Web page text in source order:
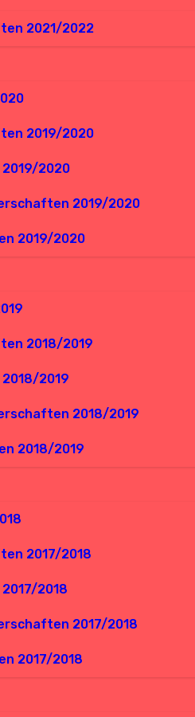
2021/2022
2019/2020
2020
2019/2020
2019/2020
2018/2019
2019
2018/2019
2018/2019
2017/2018
2018
2017/2018
2017/2018